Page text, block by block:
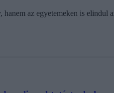
az egyetemeken is